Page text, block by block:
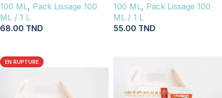
100 ML, Pack Lissage 100
ML / 1 L
68.00 TND
100 ML, Pack Lissage 100
ML / 1 L
55.00 TND
EN RUPTURE